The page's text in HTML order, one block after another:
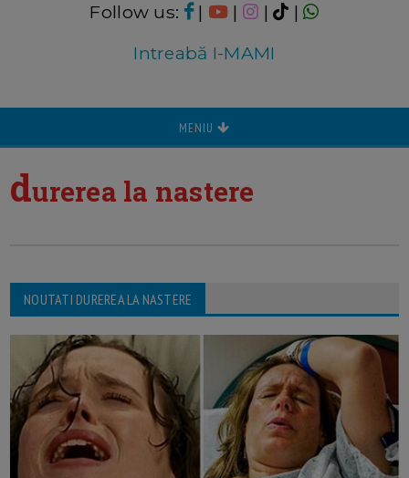
Follow us: | | |
|
Intreabă I-MAMI
MENIU
durerea la nastere
NOUTATI DUREREA LA NASTERE